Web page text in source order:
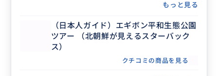
もっと見る
（日本人ガイド）エギボン平和生態公園
ツアー （北朝鮮が見えるスターバック
ス）
クチコミの商品を見る